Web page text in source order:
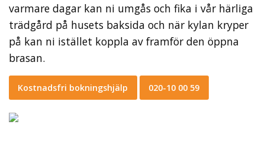
varmare dagar kan ni umgås och fika i vår härliga
trädgård på husets baksida och när kylan kryper
på kan ni istället koppla av framför den öppna
brasan.
Kostnadsfri bokningshjälp 020-10 00 59